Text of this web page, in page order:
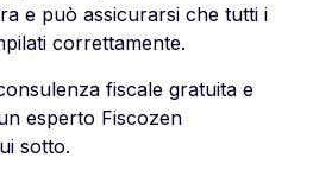
e può assicurarsi che tutti i
correttamente.
fiscale gratuita e
esperto Fiscozen
sotto.